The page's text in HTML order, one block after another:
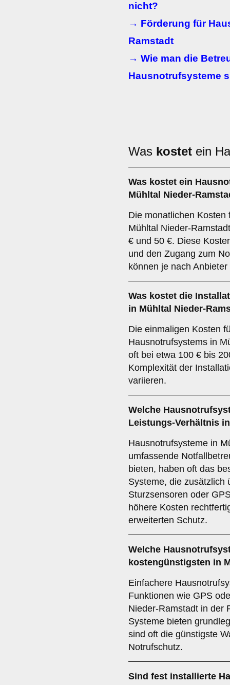
nicht?
→ Förderung für
Ramstadt
→ Wie man die
Hausnotrufsysteme
Was kostet ein
Was kostet ein
Mühltal Nieder-
Die monatlichen
Mühltal Nieder-
€ und 50 €. Diese
und den Zugang zum
können je nach
Was kostet die
in Mühltal Nieder-
Die einmaligen Kosten
Hausnotrufsystems in
oft bei etwa 100 € bis
Komplexität der
variieren.
Welche
Leistungs-Verhältnis
Hausnotrufsysteme in
umfassende
bieten, haben oft das
Systeme, die zusätzlich
Sturzsensoren oder
höhere Kosten
erweiterten Schutz.
Welche
kostengünstigsten in
Einfachere
Funktionen wie GPS
Nieder-Ramstadt in der
Systeme bieten
sind oft die günstigste
Notrufschutz.
Sind fest installierte